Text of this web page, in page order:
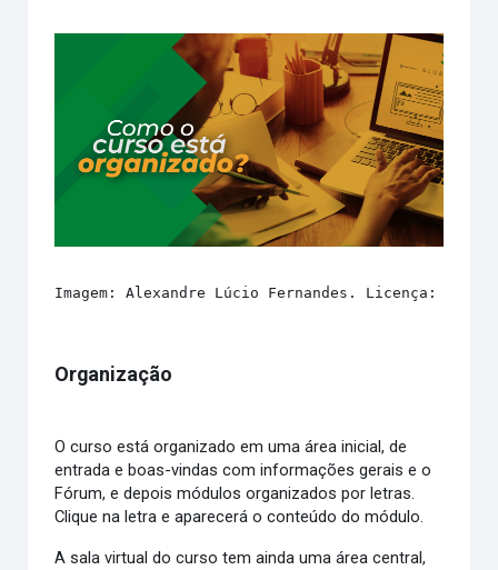
Imagem: Alexandre Lúcio Fernandes. Licença:
Organização
O curso está organizado em uma área inicial, de
entrada e boas-vindas com informações gerais e o
Fórum, e depois módulos organizados por letras.
Clique na letra e aparecerá o conteúdo do módulo.
A sala virtual do curso tem ainda uma área central,